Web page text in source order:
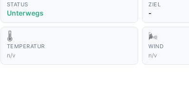
STATUS
Unterwegs
ZIEL
-
🌡️
TEMPERATUR
n/v
🌬️
WIND
n/v